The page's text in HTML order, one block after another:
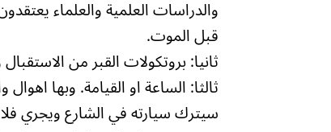
والدراسات العلمية والعلماء
قبل الموت.
ثانيا: بروتكولات القبر من
ثالثا: الساعة او القيامة. وبها
سيترك سيارته في الشارع ويجري